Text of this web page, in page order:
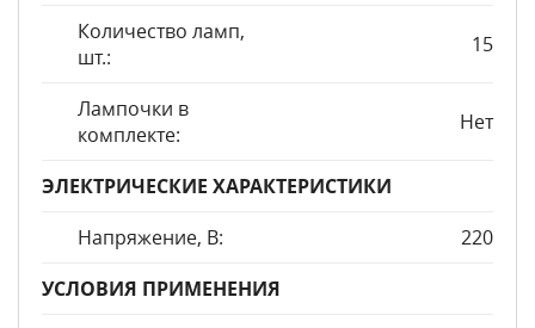
Количество ламп,
шт.:
15
Лампочки в
комплекте:
Нет
ЭЛЕКТРИЧЕСКИЕ ХАРАКТЕРИСТИКИ
Напряжение, В:
220
УСЛОВИЯ ПРИМЕНЕНИЯ